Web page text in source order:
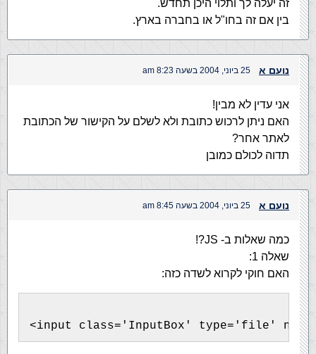
זה יעלה לך ותלוי היכן תחדש.
בין אם זה בחו"ל או בחברה בארץ.
נועם א 25 ביוני, 2004 בשעה 8:23 am
אני עדין לא מבין!
האם ניתן לרכוש כתובת ולא לשלם על הקישור של הכתובת
לאתר אחר?
תדוה לכולם כמובן
נועם א 25 ביוני, 2004 בשעה 8:45 am
כמה שאלות ב- JS?!
שאלה 1:
האם חוקי לקרוא לשדה כזה:
<input class='InputBox' type='file'